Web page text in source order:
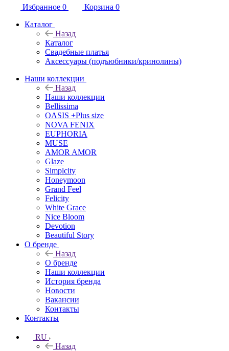
Избранное 0 Корзина 0
Каталог
Назад
Каталог
Свадебные платья
Аксессуары (подъюбники/кринолины)
Наши коллекции
Назад
Наши коллекции
Bellissima
OASIS +Plus size
NOVA FENIX
EUPHORIA
MUSE
AMOR AMOR
Glaze
Simplcity
Honeymoon
Grand Feel
Felicity
White Grace
Nice Bloom
Devotion
Beautiful Story
О бренде
Назад
О бренде
Наши коллекции
История бренда
Новости
Вакансии
Контакты
Контакты
RU
Назад